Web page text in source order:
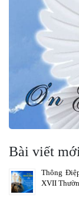
Bài viết
Thông
XVII